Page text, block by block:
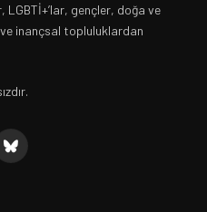
LGBTİ+’lar, gençler, doğa ve
inançsal topluluklardan
Bluesky